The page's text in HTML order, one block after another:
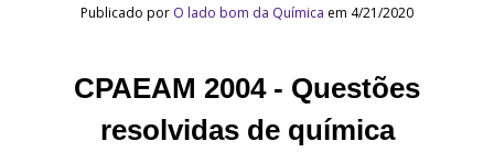
Publicado por O lado bom da Química em 4/21/2020
CPAEAM 2004 - Questões
resolvidas de química